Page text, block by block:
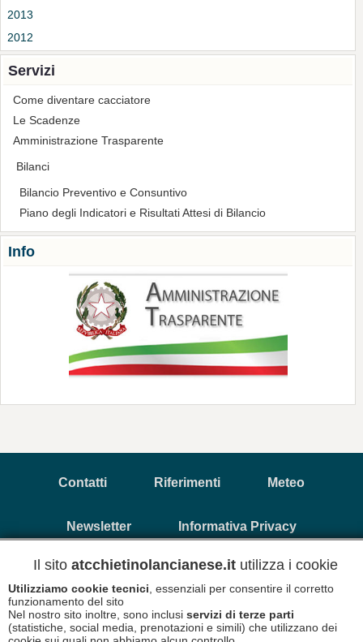
2013
2012
Servizi
Come diventare cacciatore
Le Scadenze
Amministrazione Trasparente
Bilanci
Bilancio Preventivo e Consuntivo
Piano degli Indicatori e Risultati Attesi di Bilancio
Info
Contatti Riferimenti Meteo
Newsletter Informativa Privacy
Copyright © 2026 A.T.C. Chietino Lancianese - P.Iva
93017880696
Disclaimer
Informativa Cookies
Il sito atcchietinolancianese.it utilizza i cookie
Utilizziamo cookie tecnici , essenziali per consentire il corretto
funzionamento del sito
Nel nostro sito inoltre, sono inclusi servizi di terze parti
(statistiche, social media, prenotazioni e simili) che utilizzano dei